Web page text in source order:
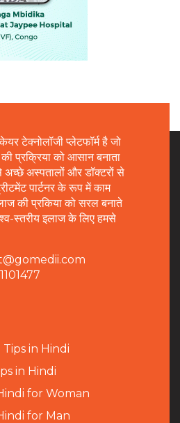
टेक्नोलॉजी प्लेटफॉर्म है जो
प्रक्रिया को आसान बनाता
अस्पतालों और डॉक्टरों से
पार्टनर के रूप में काम
की प्रकिया को सरल बनाते
स्तरीय इलाज के लिए हमसे
in Hindi
in Hindi
for Woman
for Man